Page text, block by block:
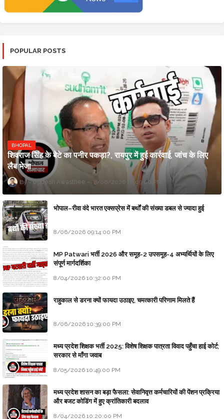
POPULAR POSTS
BHOPAL
शिवराज सिंह के बेटे का पनीर पकड़ा?, रायपुर में हुई कार्रवाई, जांच के लिए
लैब भेजा
Updesh Awasthee 8/06/2026 10:09:00 PM
भोपाल–रीवा वंदे भारत एक्सप्रेस में बर्थों की संख्या डबल से ज्यादा हुई
8/06/2026 09:14:00 PM
MP Patwari भर्ती 2026 और समूह-2 उपसमूह-4 अभ्यर्थियों के लिए
संपूर्ण मार्गदर्शिका
8/04/2026 10:32:00 PM
राहुकाल से डरना क्यों फायदा उठाइए, चमत्कारी परिणाम मिलते हैं
8/06/2026 10:39:00 PM
मध्य प्रदेश शिक्षक भर्ती 2025: विशेष शिक्षक पात्रता विवाद पहुँचा हाई कोर्ट;
सरकार से माँगा जवाब
8/05/2026 10:49:00 PM
मध्य प्रदेश शासन का बड़ा फैसला: सेवानिवृत्त कर्मचारियों की पेंशन प्रक्रिया
और बजट कोडिंग में हुए क्रांतिकारी बदलाव
8/04/2026 10:20:00 PM